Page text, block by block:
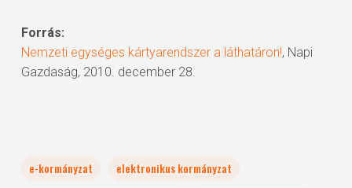
Forrás:
Nemzeti egységes kártyarendszer a láthatáron!, Napi
Gazdaság, 2010. december 28.
e-kormányzat
elektronikus kormányzat